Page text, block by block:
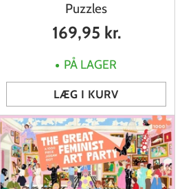
Puzzles
169,95 kr.
PÅ LAGER
LÆG I KURV
Antal